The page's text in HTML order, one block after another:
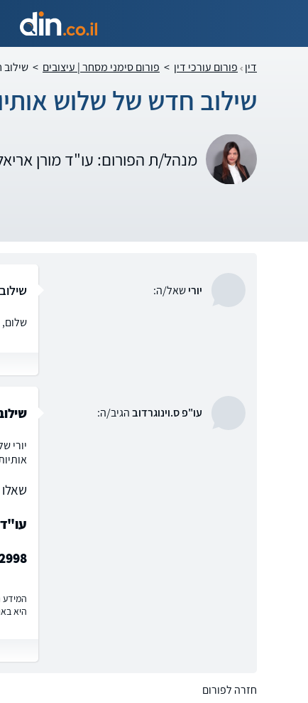
דין פורום עורכי דין > פורום סימני מסחר | עיצובים >
שילוב חדש של שלוש
מנהל/ת הפורום: עו"ד מורן
יורישאל/ה:
שלום,
עו"פ ס.וינוגרדובהגיב/ה:
יורי
המידע
היא
חזרה לפורום